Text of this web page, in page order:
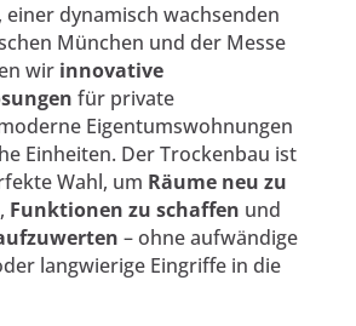
einer dynamisch wachsenden
München und der Messe
wir innovative
für private
Eigentumswohnungen
Einheiten. Der Trockenbau ist
Wahl, um Räume neu zu
, Funktionen zu schaffen und
– ohne aufwändige
langwierige Eingriffe in die